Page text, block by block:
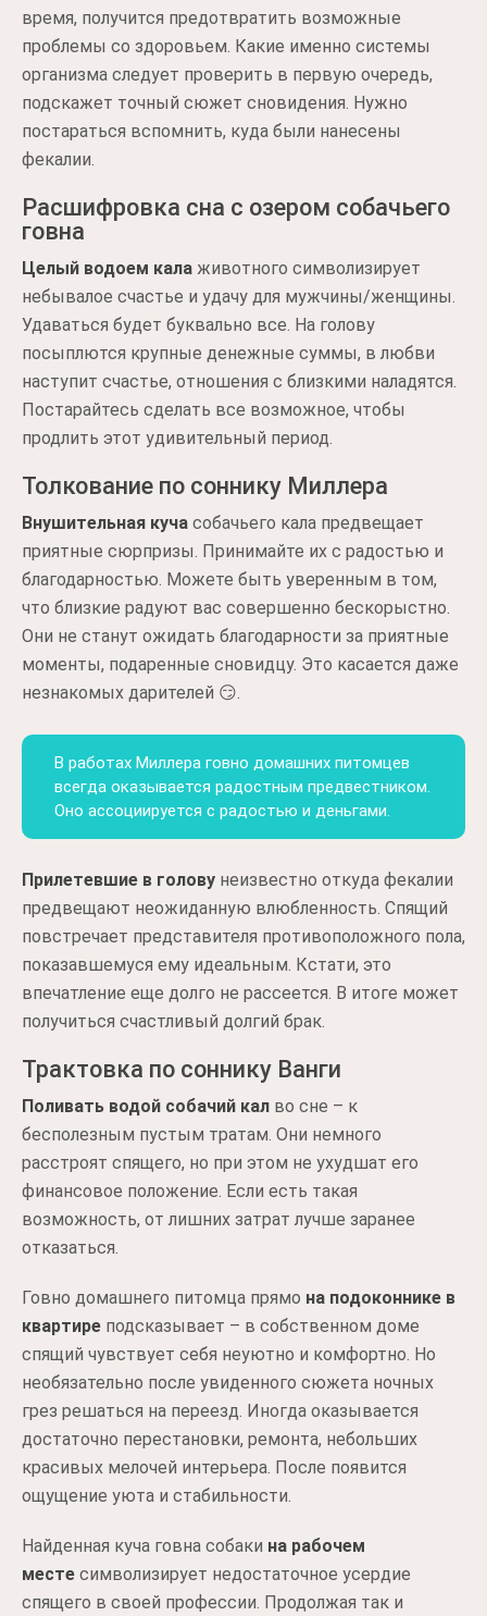
время, получится предотвратить возможные
проблемы со здоровьем. Какие именно системы
организма следует проверить в первую очередь,
подскажет точный сюжет сновидения. Нужно
постараться вспомнить, куда были нанесены
фекалии.
Расшифровка сна с озером собачьего
говна
Целый водоем кала животного символизирует
небывалое счастье и удачу для мужчины/женщины.
Удаваться будет буквально все. На голову
посыплются крупные денежные суммы, в любви
наступит счастье, отношения с близкими наладятся.
Постарайтесь сделать все возможное, чтобы
продлить этот удивительный период.
Толкование по соннику Миллера
Внушительная куча собачьего кала предвещает
приятные сюрпризы. Принимайте их с радостью и
благодарностью. Можете быть уверенным в том,
что близкие радуют вас совершенно бескорыстно.
Они не станут ожидать благодарности за приятные
моменты, подаренные сновидцу. Это касается даже
незнакомых дарителей 😏.
В работах Миллера говно домашних питомцев
всегда оказывается радостным предвестником.
Оно ассоциируется с радостью и деньгами.
Прилетевшие в голову неизвестно откуда фекалии
предвещают неожиданную влюбленность. Спящий
повстречает представителя противоположного пола,
показавшемуся ему идеальным. Кстати, это
впечатление еще долго не рассеется. В итоге может
получиться счастливый долгий брак.
Трактовка по соннику Ванги
Поливать водой собачий кал во сне – к
бесполезным пустым тратам. Они немного
расстроят спящего, но при этом не ухудшат его
финансовое положение. Если есть такая
возможность, от лишних затрат лучше заранее
отказаться.
Говно домашнего питомца прямо на подоконнике в
квартире подсказывает – в собственном доме
спящий чувствует себя неуютно и комфортно. Но
необязательно после увиденного сюжета ночных
грез решаться на переезд. Иногда оказывается
достаточно перестановки, ремонта, небольших
красивых мелочей интерьера. После появится
ощущение уюта и стабильности.
Найденная куча говна собаки на рабочем
месте символизирует недостаточное усердие
спящего в своей профессии. Продолжая так и